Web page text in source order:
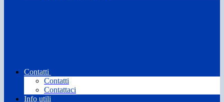
Contatti
Contatti
Contattaci
Info utili